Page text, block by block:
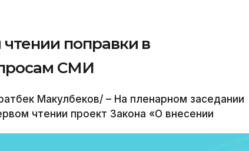
поправки в
СМИ
Макулбеков/ – На пленарном заседании
чтении проект Закона «О внесении